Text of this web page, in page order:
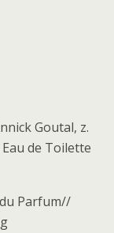
Goutal, z.
de Toilette
Parfum//